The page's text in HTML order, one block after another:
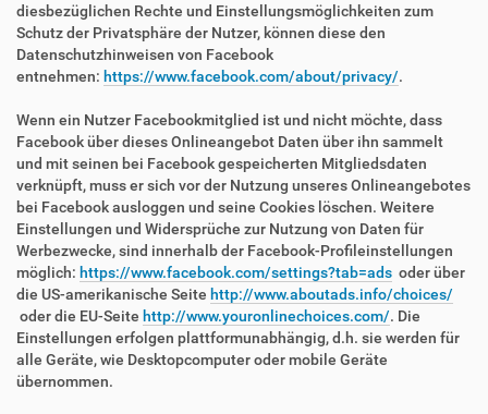
diesbezüglichen Rechte und Einstellungsmöglichkeiten zum
Schutz der Privatsphäre der Nutzer, können diese den
Datenschutzhinweisen von Facebook
entnehmen: https://www.facebook.com/about/privacy/.
Wenn ein Nutzer Facebookmitglied ist und nicht möchte, dass
Facebook über dieses Onlineangebot Daten über ihn sammelt
und mit seinen bei Facebook gespeicherten Mitgliedsdaten
verknüpft, muss er sich vor der Nutzung unseres Onlineangebotes
bei Facebook ausloggen und seine Cookies löschen. Weitere
Einstellungen und Widersprüche zur Nutzung von Daten für
Werbezwecke, sind innerhalb der Facebook-Profileinstellungen
möglich: https://www.facebook.com/settings?tab=ads oder über
die US-amerikanische Seite http://www.aboutads.info/choices/
oder die EU-Seite http://www.youronlinechoices.com/. Die
Einstellungen erfolgen plattformunabhängig, d.h. sie werden für
alle Geräte, wie Desktopcomputer oder mobile Geräte
übernommen.